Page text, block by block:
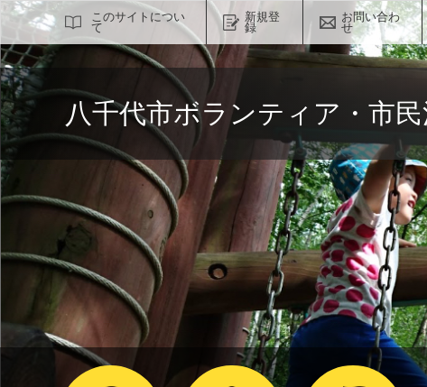
このサイトについ
て
新規登
録
お問い合わ
せ
サイト内検索
八千代市ボランティア・市